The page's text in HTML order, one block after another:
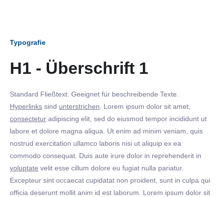
Typografie
H1 - Überschrift 1
Standard Fließtext: Geeignet für beschreibende Texte.
Hyperlinks sind unterstrichen . Lorem ipsum dolor sit amet,
consectetur adipiscing elit, sed do eiusmod tempor incididunt ut
labore et dolore magna aliqua. Ut enim ad minim veniam, quis
nostrud exercitation ullamco laboris nisi ut aliquip ex ea
commodo consequat. Duis aute irure dolor in reprehenderit in
voluptate velit esse cillum dolore eu fugiat nulla pariatur.
Excepteur sint occaecat cupidatat non proident, sunt in culpa qui
officia deserunt mollit anim id est laborum. Lorem ipsum dolor sit